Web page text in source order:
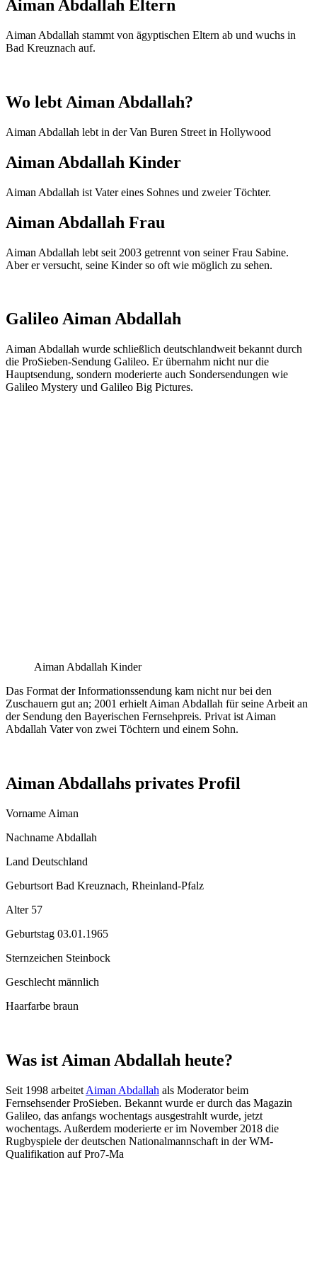
Aiman ​​Abdallah Eltern
Aiman ​​Abdallah stammt von ägyptischen Eltern ab und wuchs in
Bad Kreuznach auf.
Wo lebt Aiman ​​Abdallah?
Aiman ​​Abdallah lebt in der Van Buren Street in Hollywood
Aiman ​​Abdallah Kinder
Aiman ​​Abdallah ist Vater eines Sohnes und zweier Töchter.
Aiman ​​Abdallah Frau
Aiman ​​Abdallah lebt seit 2003 getrennt von seiner Frau Sabine.
Aber er versucht, seine Kinder so oft wie möglich zu sehen.
Galileo Aiman ​​Abdallah
Aiman ​​Abdallah wurde schließlich deutschlandweit bekannt durch
die ProSieben-Sendung Galileo. Er übernahm nicht nur die
Hauptsendung, sondern moderierte auch Sondersendungen wie
Galileo Mystery und Galileo Big Pictures.
Aiman Abdallah Kinder
Das Format der Informationssendung kam nicht nur bei den
Zuschauern gut an; 2001 erhielt Aiman ​​Abdallah für seine Arbeit an
der Sendung den Bayerischen Fernsehpreis. Privat ist Aiman ​​
Abdallah Vater von zwei Töchtern und einem Sohn.
Aiman ​​Abdallahs privates Profil
Vorname Aiman
Nachname Abdallah
Land Deutschland
Geburtsort Bad Kreuznach, Rheinland-Pfalz
Alter 57
Geburtstag 03.01.1965
Sternzeichen Steinbock
Geschlecht männlich
Haarfarbe braun
Was ist Aiman ​​Abdallah heute?
Seit 1998 arbeitet Aiman ​​Abdallah als Moderator beim
Fernsehsender ProSieben. Bekannt wurde er durch das Magazin
Galileo, das anfangs wochentags ausgestrahlt wurde, jetzt
wochentags. Außerdem moderierte er im November 2018 die
Rugbyspiele der deutschen Nationalmannschaft in der WM-
Qualifikation auf Pro7-Ma